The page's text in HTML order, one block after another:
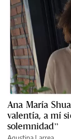
Ana María
valentía, a mí
solemnidad”